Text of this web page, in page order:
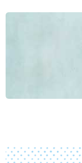
これから
【オル
間～10
「バカ
ってきま
東経１
神社でお
ブ